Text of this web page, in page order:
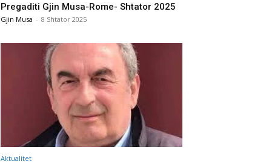
Pregaditi Gjin Musa-Rome- Shtator 2025
Gjin Musa - 8 Shtator 2025
Aktualitet